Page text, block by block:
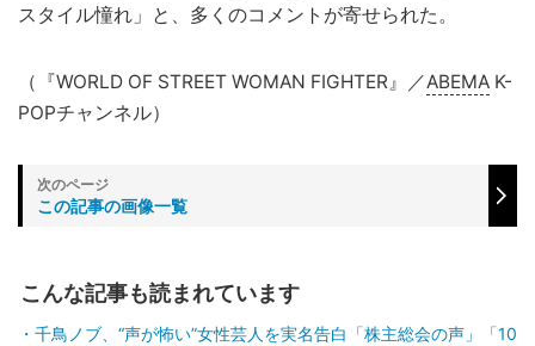
スタイル憧れ」と、多くのコメントが寄せられた。
（『WORLD OF STREET WOMAN FIGHTER』／ABEMA K-
POPチャンネル）
この記事の画像一覧
こんな記事も読まれています
千鳥ノブ、“声が怖い”女性芸人を実名告白「株主総会の声」「10